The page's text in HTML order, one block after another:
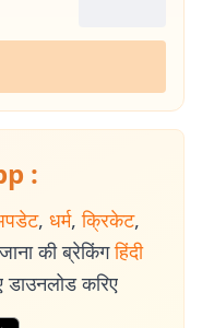
:
, धर्म, क्रिकेट,
की ब्रेकिंग हिंदी
करिए